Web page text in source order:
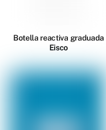
Botella reactiva graduada
Eisco